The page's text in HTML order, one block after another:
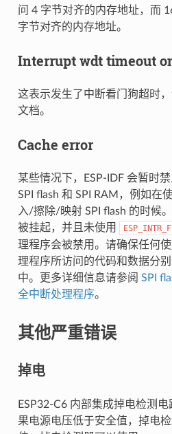
问 4 字节对齐的内存地址，而
字节对齐的内存地址。
Interrupt wdt timeout
这表示发生了中断看门狗超时
文档。
Cache error
某些情况下，ESP-IDF 会暂时
SPI flash 和 SPI RAM，例如在
入/擦除/映射 SPI flash 的时候
被挂起，并且未使用
理程序会被禁用。请确保任何
理程序所访问的代码和数据分
中。更多详细信息请参阅 SPI
全中断处理程序。
其他严重错误
掉电
ESP32-C6 内部集成掉电检测
果电源电压低于安全值，掉电